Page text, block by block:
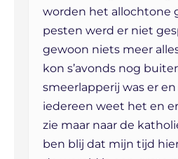
worden het allochtone
pesten werd er niet
gewoon niets meer
kon s’avonds nog
smeerlapperij was er
iedereen weet het en
zie maar naar de
ben blij dat mijn tijd